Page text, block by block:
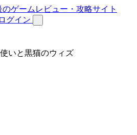
ログイン
いと黒猫のウィズ